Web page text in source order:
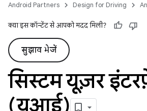
Android Partners Design for Driving
क्या इस कॉन्टेंट से आपको मदद मिली?
सुझाव भेजें
सिस्टम यूज़र
(यूआई)